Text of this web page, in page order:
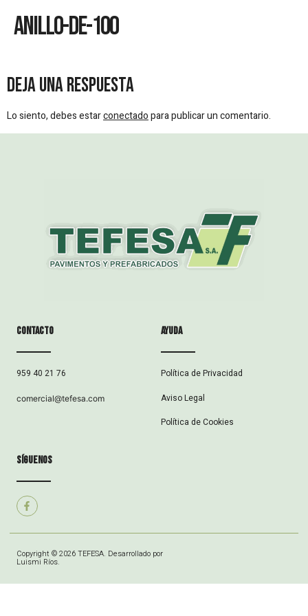
Anillo-De-100
Deja una respuesta
Lo siento, debes estarconectadopara publicar un comentario.
Contacto
959 40 21 76
comercial@tefesa.com
ayuda
Política de Privacidad
Aviso Legal
Política de Cookies
síguenos
Copyright © 2026 TEFESA. Desarrollado por
Luismi Ríos.